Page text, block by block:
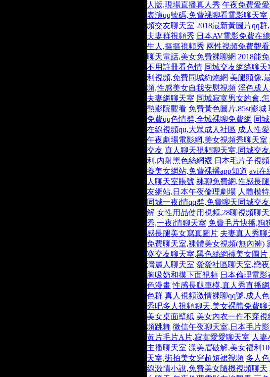
人版,現場直播真人秀 午夜免費愛
表演qq號碼,免費祼聊看電影聊天室
頻交友聊天室 2018最新黃圖片qq
夫妻群視頻秀 日本AV電影免費在
生人,摳摳視頻秀 兩性視頻免費觀
聊天電話,美女免費裸聊網 2018能
不用註冊看色情 同城交友網絡聊
利視頻,免費同城約炮網 美腿頭像,
頻,性感美女自我安慰視頻 淫色成
夫妻網聊天室 同城寂寞男女約會,
熱影院觀看 免費黃色圖片,85st影城
免費qq色情群,全城裸聊免費網 同
在線視頻qu,大眾成人社區 成人性
午夜劇場電影網,美女視頻秀聊天室
交友 真人聊天視頻聊天室,同城交
利,內射黑色絲網襪 日本毛片子視
養美女網站,免費裸播app知道 avi在
人聊天室賬號 裸聊免費網,性感長
友網站,日本午夜倫理劇場 人體模
同城一夜i情qq群,免費聊天同城交
解 女性用品使用視頻,28聊視頻聊
秀,一夜i情聊天室 免費毛片快播,狗
感長腿美女寫真圖片 夫妻真人秀聊
免費聊天室,裸體美女視頻(無內褲)
寞交友聊天室,黑色絲網襪美女圖片
灣麗人聊天室 愛愛社區聊天室,戀
胸吸奶和摸下面視頻 日本倫理電
色漫畫 性感長腿車模,真人秀直播
色群 真人視頻激情裸聊qq號,成人
秀吧多人視頻聊天,美女裸體免費聊
美女桌面壁紙 美女內衣一件不穿視
頻跳舞 微信午夜聊天室,日本毛片
黃片毛片A片,寂寞愛愛聊天室 人
主播聊天室 漾美眉破解,美女福利
天室,街拍美女穿超短裙視頻 多人
線激情小說,免費美女隨機視頻聊天